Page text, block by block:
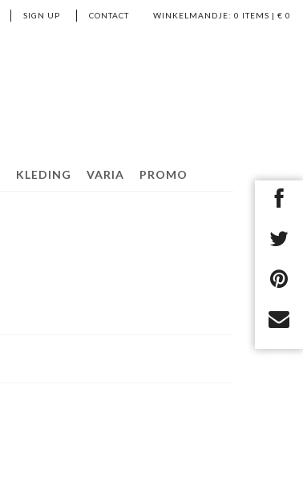
WINKELMANDJE: 0 ITEMS | € 0
SIGN UP CONTACT
KLEDING VARIA PROMO